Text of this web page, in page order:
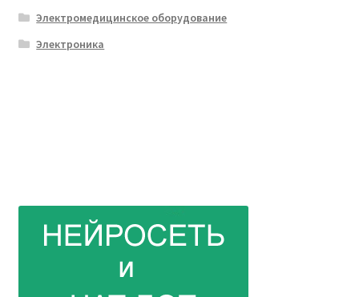
Электромедицинское оборудование
Электроника